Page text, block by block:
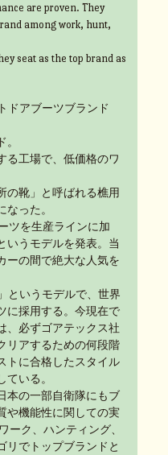
are proven. They
among work, hunt,
seat as the top brand as
ドアブーツブランド
る工場で、低価格のワ
の靴」と呼ばれる樵用
った。
ツを生産ラインに加
いうモデルを発表。当
ーの間で絶大な人気を
というモデルで、世界
に採用する。今現在で
、必ずゴアテックス社
リアするための何段階
トに合格したスタイル
いる。
本の一部自衛隊にもブ
や機能性に関しての実
ーク、ハンティング、
リでトップブランドと